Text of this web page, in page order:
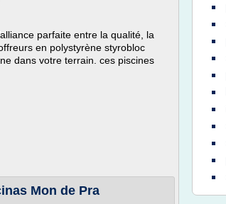
parfaite entre la qualité, la
en polystyrène styrobloc
dans votre terrain. ces piscines
Mon de Pra